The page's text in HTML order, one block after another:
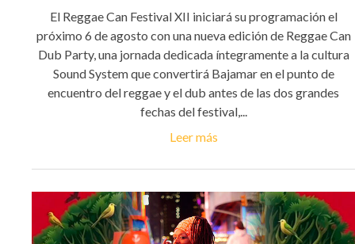
El Reggae Can Festival XII iniciará su programación el
próximo 6 de agosto con una nueva edición de Reggae Can
Dub Party, una jornada dedicada íntegramente a la cultura
Sound System que convertirá Bajamar en el punto de
encuentro del reggae y el dub antes de las dos grandes
fechas del festival,...
Leer más